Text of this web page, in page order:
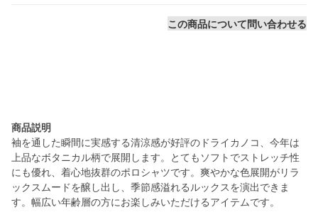
この商品について問い合わせる
商品説明
袖を通した瞬間に実感する清涼感が好評のドライカノコ、今年は
上品なボタニカル柄で展開します。とてもソフトでストレッチ性
にも優れ、着心地抜群のポロシャツです。爽やかな色展開がリラ
ックスムードを醸し出し、季節感溢れるルックスを演出できま
す。幅広い年齢層の方にお楽しみいただけるアイテムです。